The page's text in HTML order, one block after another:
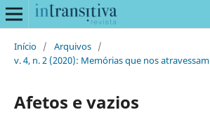
Início / Arquivos /
v. 4, n. 2 (2020): Memórias que nos atravessam
Afetos e vazios